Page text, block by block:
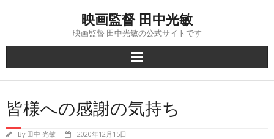
映画監督 田中光敏
映画監督 田中光敏の公式サイトです
皆様への感謝の気持ち
By 田中 光敏 2020年12月15日